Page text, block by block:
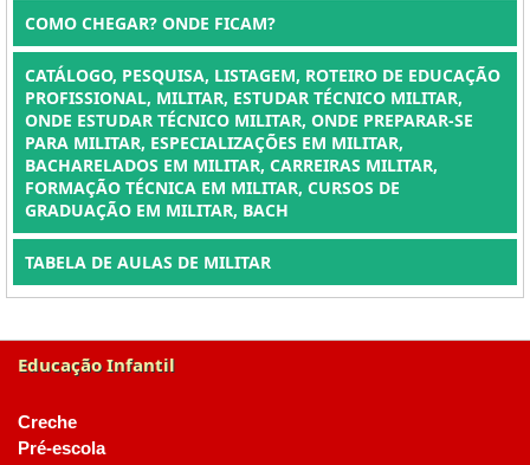
COMO CHEGAR? ONDE FICAM?
CATÁLOGO, PESQUISA, LISTAGEM, ROTEIRO DE EDUCAÇÃO
PROFISSIONAL, MILITAR, ESTUDAR TÉCNICO MILITAR,
ONDE ESTUDAR TÉCNICO MILITAR, ONDE PREPARAR-SE
PARA MILITAR, ESPECIALIZAÇÕES EM MILITAR,
BACHARELADOS EM MILITAR, CARREIRAS MILITAR,
FORMAÇÃO TÉCNICA EM MILITAR, CURSOS DE
GRADUAÇÃO EM MILITAR, BACH
TABELA DE AULAS DE MILITAR
Educação Infantil
Creche
Pré-escola